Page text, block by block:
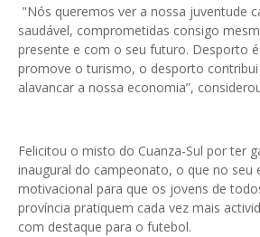
"Nós queremos ver a nossa juventude
saudável, comprometidas consigo
presente e com o seu futuro. Desporto
promove o turismo, o desporto
alavancar a nossa economia”,
Felicitou o misto do Cuanza-Sul por ter
inaugural do campeonato, o que no seu
motivacional para que os jovens de
província pratiquem cada vez mais
com destaque para o futebol.